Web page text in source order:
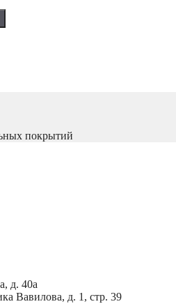
покрытий
д. 40а
Вавилова, д. 1, стр. 39